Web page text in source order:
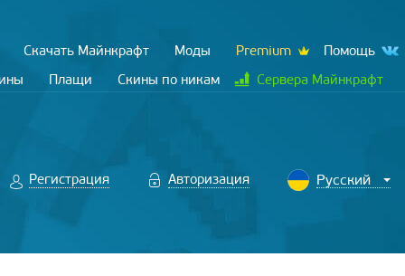
Скачать Майнкрафт Моды Premium
Помощь
Плащи Скины по никам Сервера Майнкрафт
Регистрация Авторизация